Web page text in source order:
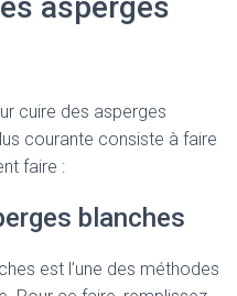
cuire des asperges
courante consiste à faire
faire :
blanches
est l’une des méthodes